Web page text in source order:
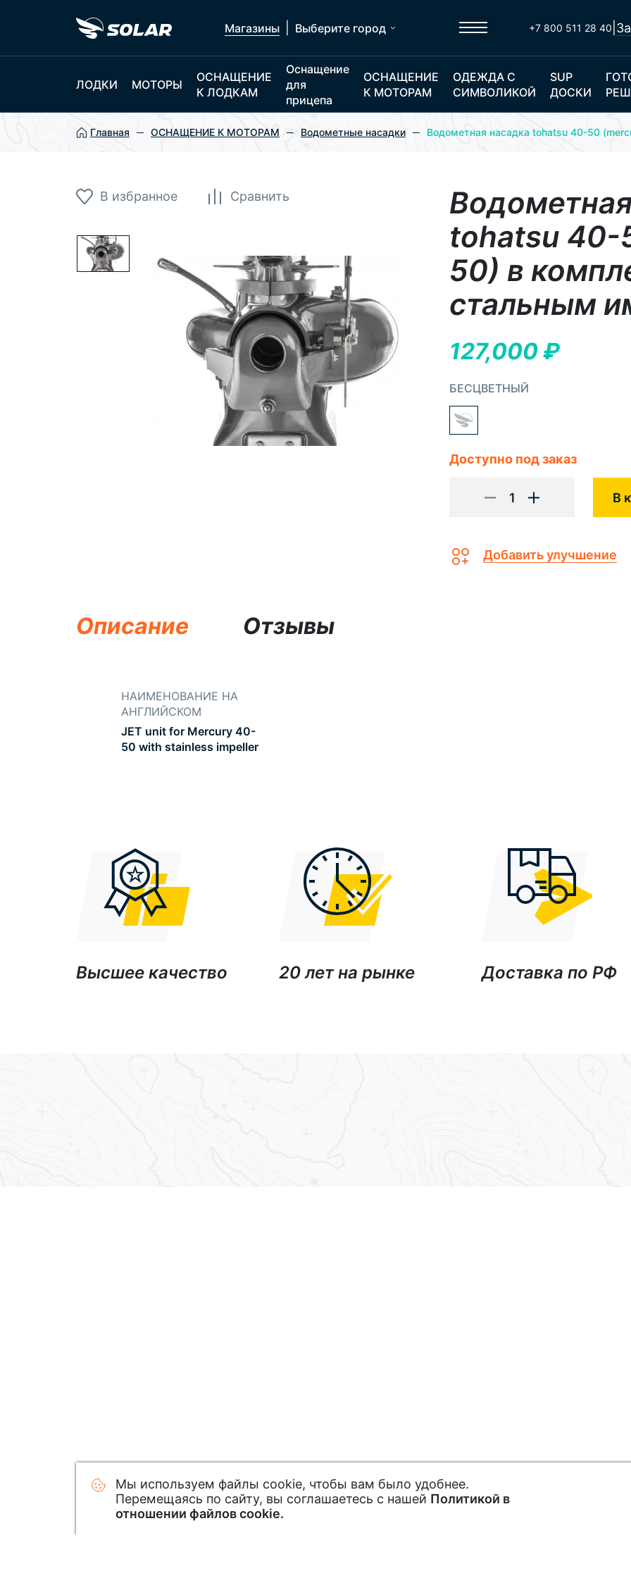
Магазины Выберите город +7 800 511 28 40
ЛОДКИ МОТОРЫ
ОСНАЩЕНИЕ
К ЛОДКАМ
Оснащение
для
прицепа
ОСНАЩЕНИЕ
К МОТОРАМ
ОДЕЖДА С
СИМВОЛИКОЙ
SUP
ДОСКИ
Главная ОСНАЩЕНИЕ К МОТОРАМ Водометные насадки Водометная насадка tohatsu 40-50
Сравнить
В избранное
tohatsu 40-
50) в
стальным
127,000₽
БЕСЦВЕТНЫЙ
Доступно под заказ
1 В
Добавить улучшение
Описание Отзывы
НАИМЕНОВАНИЕ НА
АНГЛИЙСКОМ
JET unit for Mercury 40-
50 with stainless impeller
Высшее качество 20 лет на рынке Доставка по РФ
Мы используем файлы cookie, чтобы вам было удобнее.
Перемещаясь по сайту, вы соглашаетесь с нашей Политикой в
отношении файлов cookie.